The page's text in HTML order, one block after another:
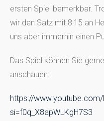
ersten Spiel bemerkbar.
wir den Satz mit 8:15 an
uns aber immerhin einen
Das Spiel können Sie
anschauen:
https://www.youtube.com/
si=f0q_X8apWLKgH7S3